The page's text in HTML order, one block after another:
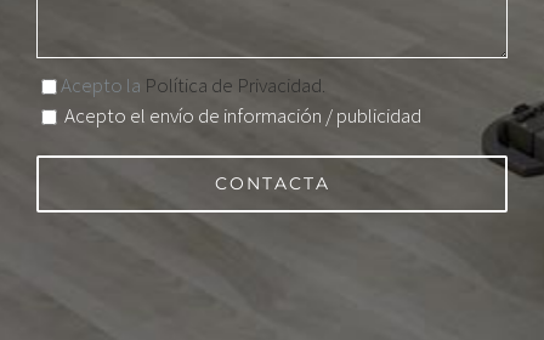
Acepto la Política de Privacidad.
Acepto el envío de información / publicidad